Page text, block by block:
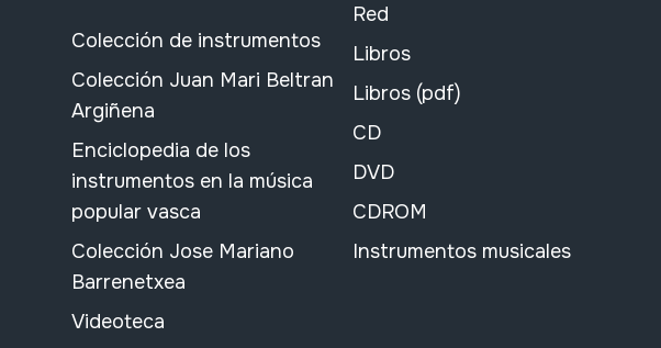
Colección de instrumentos
Colección Juan Mari Beltran
Argiñena
Enciclopedia de los
instrumentos en la música
popular vasca
Colección Jose Mariano
Barrenetxea
Videoteca
Red
Libros
Libros (pdf)
CD
DVD
CDROM
Instrumentos musicales